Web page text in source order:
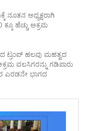
ನೂತನ ಅಧ್ಯಕ್ಷರಾಗಿ
ಕ್ಕೂ ಹೆಚ್ಚು ಅಕ್ರಮ
ಟ್ರಂಪ್‌ ಹಲವು ಮಹತ್ವದ
ವಲಸಿಗರನ್ನು ಗಡಿಪಾರು
ಎರಡನೇ ಭಾಗದ